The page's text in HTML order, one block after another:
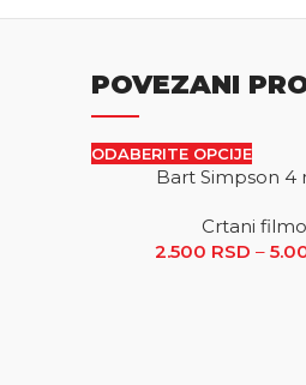
POVEZANI
ODABERITE OPCIJE
Bart Simpson 4
Crtani
2.500 RSD –